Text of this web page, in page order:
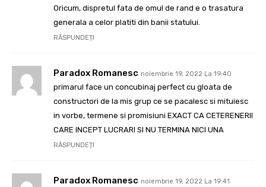
Oricum, dispretul fata de omul de rand e o trasatura
generala a celor platiti din banii statului.
RĂSPUNDEȚI
Paradox Romanesc noiembrie 19, 2022 La 19:40
primarul face un concubinaj perfect cu gloata de
constructori de la mis grup ce se pacalesc si mituiesc
in vorbe, termene si promisiuni EXACT CA CETERENERII
CARE INCEPT LUCRARI SI NU TERMINA NICI UNA
RĂSPUNDEȚI
Paradox Romanesc noiembrie 19, 2022 La 19:41